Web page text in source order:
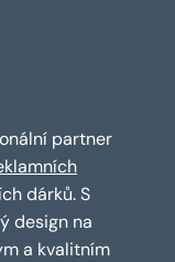
partner
dárků. S
design na
a kvalitním